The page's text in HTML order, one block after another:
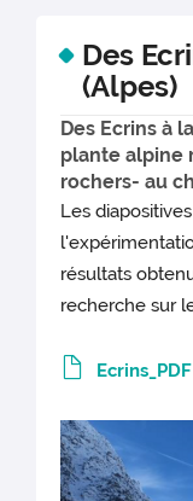
Des
(Alpes)
Des Ecrins à
plante alpine
rochers- au
Les
résultats
recherche sur
Ecrins_PDF